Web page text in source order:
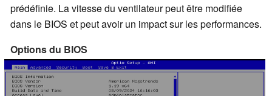
prédéfinie. La vitesse du ventilateur peut être modifiée
dans le BIOS et peut avoir un impact sur les performances.
Options du BIOS